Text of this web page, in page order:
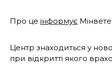
Про це інформує
Центр знаходиться у
при відкритті якого